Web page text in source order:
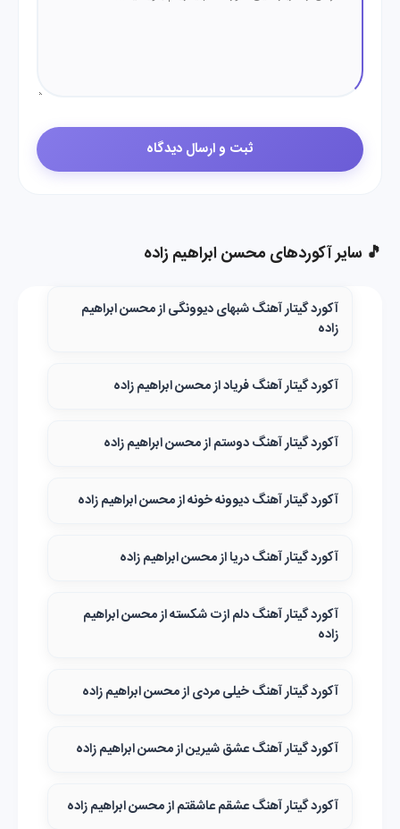
🎵 سایر آکوردهای محسن ابراهیم زاده
آکورد گیتار آهنگ شبهای دیوونگی از محسن ابراهیم
زاده
آکورد گیتار آهنگ فریاد از محسن ابراهیم زاده
آکورد گیتار آهنگ دوستم از محسن ابراهیم زاده
آکورد گیتار آهنگ دیوونه خونه از محسن ابراهیم زاده
آکورد گیتار آهنگ دریا از محسن ابراهیم زاده
آکورد گیتار آهنگ دلم ازت شکسته از محسن ابراهیم
زاده
آکورد گیتار آهنگ خیلی مردی از محسن ابراهیم زاده
آکورد گیتار آهنگ عشق شیرین از محسن ابراهیم زاده
آکورد گیتار آهنگ عشقم عاشقتم از محسن ابراهیم زاده